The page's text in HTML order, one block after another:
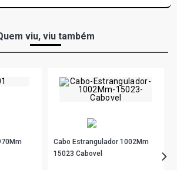
viu, viu também
Cabo Estrangulador 1002Mm
15023 Cabovel